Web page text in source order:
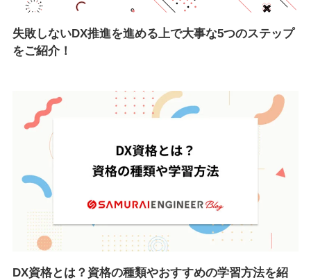
失敗しないDX推進を進める上で大事な5つのステップ
をご紹介！
DX資格とは？資格の種類やおすすめの学習方法を紹